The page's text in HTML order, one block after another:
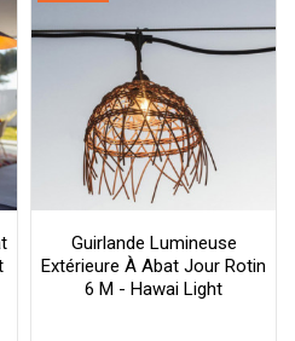
Guirlande Lumineuse
Extérieure À Abat Jour Rotin
6 M - Hawai Light